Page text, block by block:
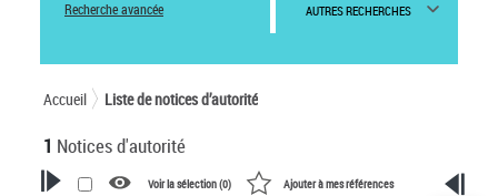
Recherche avancée AUTRES RECHERCHES
Accueil Liste de notices d’autorité
1 Notices d'autorité
Voir la sélection (0) Ajouter à mes références